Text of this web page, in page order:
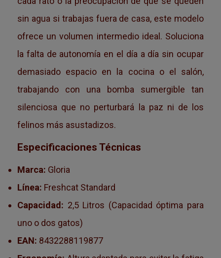
sin agua si trabajas fuera de casa, este modelo
ofrece un volumen intermedio ideal. Soluciona
la falta de autonomía en el día a día sin ocupar
demasiado espacio en la cocina o el salón,
trabajando con una bomba sumergible tan
silenciosa que no perturbará la paz ni de los
felinos más asustadizos.
Especificaciones Técnicas
Marca: Gloria
Línea: Freshcat Standard
Capacidad: 2,5 Litros (Capacidad óptima para
uno o dos gatos)
EAN: 8432288119877